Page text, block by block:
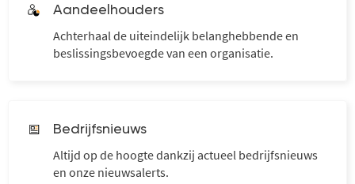
Aandeelhouders
Achterhaal de uiteindelijk belanghebbende en
beslissingsbevoegde van een organisatie.
Bedrijfsnieuws
Altijd op de hoogte dankzij actueel bedrijfsnieuws
en onze nieuwsalerts.